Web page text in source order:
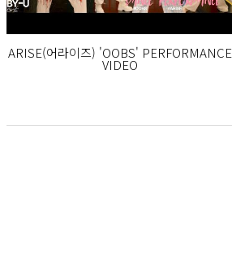
ARISE(어라이즈) 'OOBS' PERFORMANCE
VIDEO